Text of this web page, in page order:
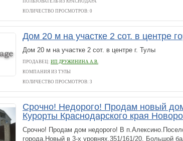
ПОЛЬЗОВАТЕЛЬ ИЗ КРАСНОДАРА
КОЛИЧЕСТВО ПРОСМОТРОВ: 0
Дом 20 м на участке 2 сот. в центре
Дом 20 м на участке 2 сот. в центре г. Тулы
ПРОДАВЕЦ: ИП ДРУЖИНИНА А.В.
КОМПАНИЯ ИЗ ТУЛЫ
КОЛИЧЕСТВО ПРОСМОТРОВ: 3
Срочно! Недорого! Продам новый
Курорты Краснодарского края
Срочно! Продам дом недорого! В
города.Новый в 3-х уровнях.351/161/20, Большой